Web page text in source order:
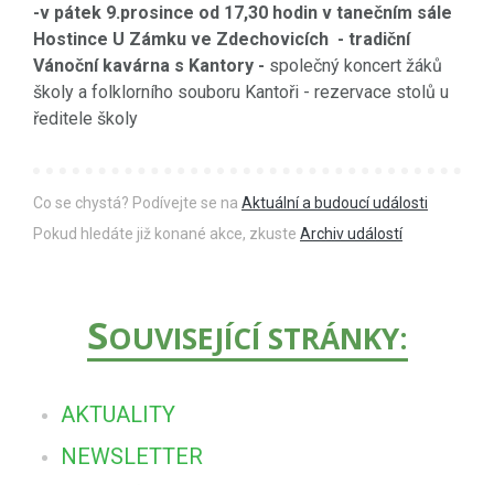
-v pátek 9.prosince od 17,30 hodin v tanečním sále
Hostince U Zámku ve Zdechovicích - tradiční
Vánoční kavárna s Kantory - společný koncert žáků
školy a folklorního souboru Kantoři - rezervace stolů u
ředitele školy
Co se chystá? Podívejte se na Aktuální a budoucí události
Pokud hledáte již konané akce, zkuste Archiv událostí
SOUVISEJÍCÍ STRÁNKY:
AKTUALITY
NEWSLETTER